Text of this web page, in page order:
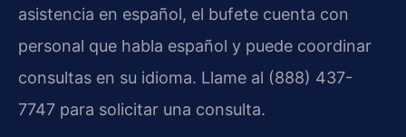
asistencia en español, el bufete cuenta con
personal que habla español y puede coordinar
consultas en su idioma. Llame al (888) 437-
7747 para solicitar una consulta.